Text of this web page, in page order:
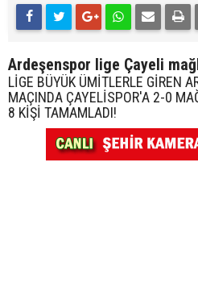
Ardeşenspor lige Çayeli
LİGE BÜYÜK ÜMİTLERLE GİREN
MAÇINDA ÇAYELİSPOR'A 2-0
8 KİŞİ TAMAMLADI!